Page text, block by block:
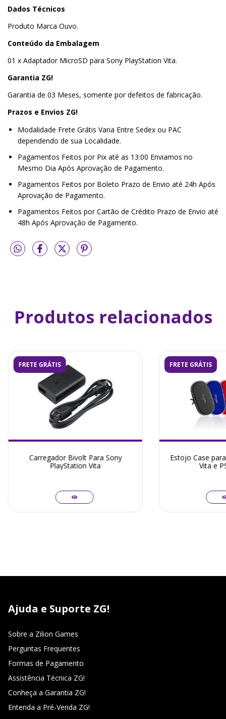
Dados Técnicos
Produto Marca Ouvo.
Conteúdo da Embalagem
01 x Adaptador MicroSD para Sony PlayStation Vita.
Garantia ZG!
Garantia de 03 Meses, somente por defeitos de fabricação.
Prazos e Envios ZG!
Modalidade Frete Grátis Varia Entre Sedex ou PAC
dependendo de sua Localidade.
Pagamentos Feitos por Pix até as 13:00 Enviamos no
Mesmo Dia Após Aprovação de Pagamento.
Pagamentos Feitos por Boleto Prazo de Envio até 24h Após
Aprovação de Pagamento.
Pagamentos Feitos por Cartão de Crédito Prazo de Envio até
48h Após Aprovação de Pagamento.
Produtos relacionados
FRETE GRÁTIS
Carregador Bivolt Para Sony
PlayStation Vita
FRETE GRÁTIS
Estojo Case
Vita e
Ajuda e Suporte ZG!
Sobre a Zilion Games
Perguntas Frequentes
Formas de Pagamento
Assistência Técnica ZG!
Conheça a Garantia ZG!
Entenda a Pré-Venda ZG!